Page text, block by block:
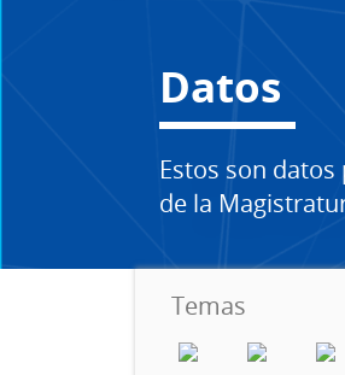
Datos
Estos son
de la
Temas